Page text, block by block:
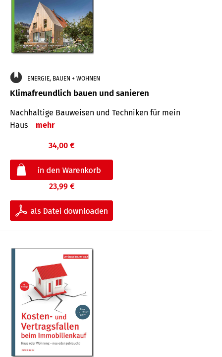
ENERGIE, BAUEN + WOHNEN
Klimafreundlich bauen und sanieren
Nachhaltige Bauweisen und Techniken für mein
Haus
mehr
34,00 €
23,99 €